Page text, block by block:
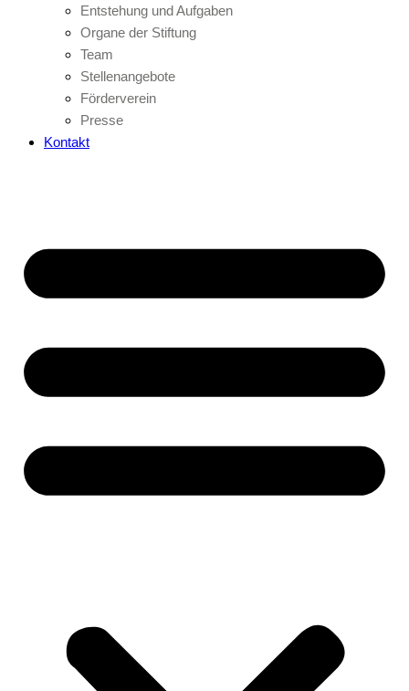
Entstehung und Aufgaben
Organe der Stiftung
Team
Stellenangebote
Förderverein
Presse
Kontakt